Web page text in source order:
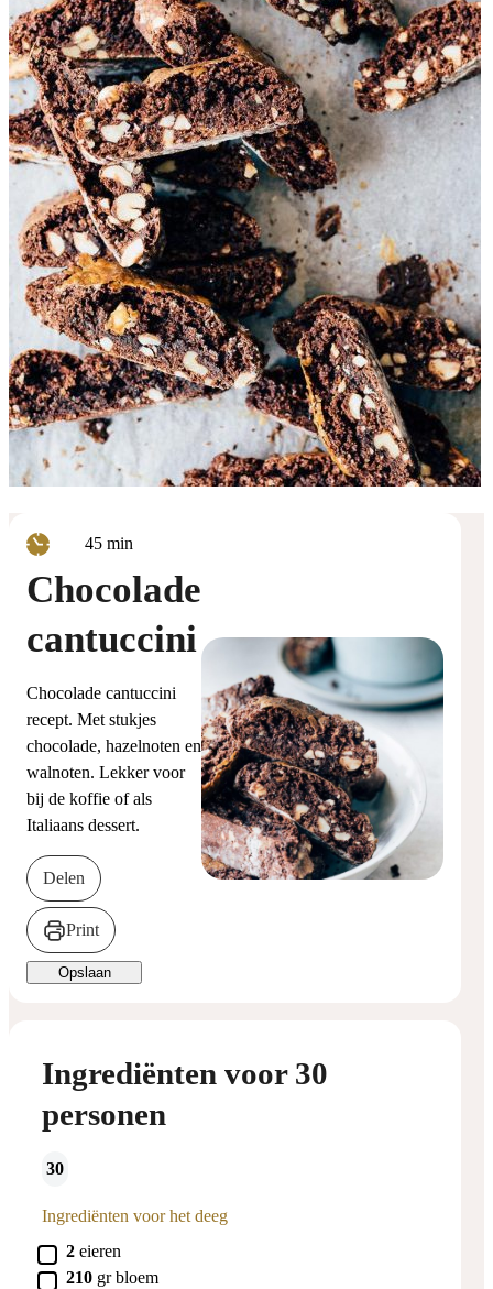
45minuten
min
Chocolade
cantuccini
Chocolade cantuccini
recept. Met stukjes
chocolade, hazelnoten en
walnoten. Lekker voor
bij de koffie of als
Italiaans dessert.
Delen
Print
Opslaan
Ingrediënten voor 30
personen
30
Ingrediënten voor het deeg
▢
2 eieren
▢
210 gr bloem